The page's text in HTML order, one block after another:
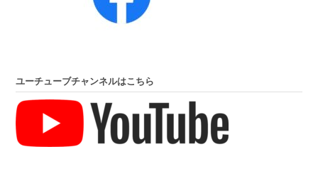
ユーチューブチャンネルはこちら